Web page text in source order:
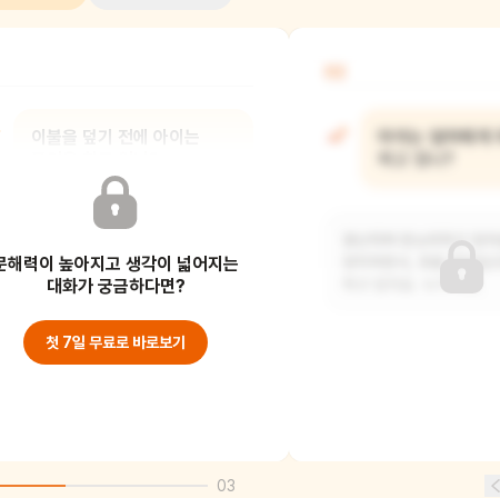
이불을 덮기 전에 아이는
마가 도와주고 있지요. 엄마는
잠자리에 들기 전에 커튼
해력이 높아지고 생각이 넓어지는
대화가 궁금하다면?
첫 7일 무료로 바로보기
아이는 엄마에게
03